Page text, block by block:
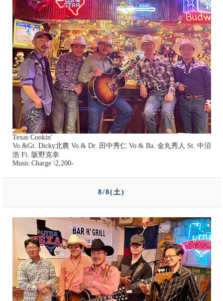
Texas Cookin'
Vo.&Gt. Dicky北農 Vo.& Dr. 田中秀仁 Vo.& Ba. 金丸秀人 St. 中沼
浩 Fi. 阪野克幸
Music Charge \2,200-
8/8(土)